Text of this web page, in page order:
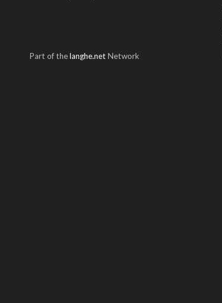
Part of thelanghe.net Network